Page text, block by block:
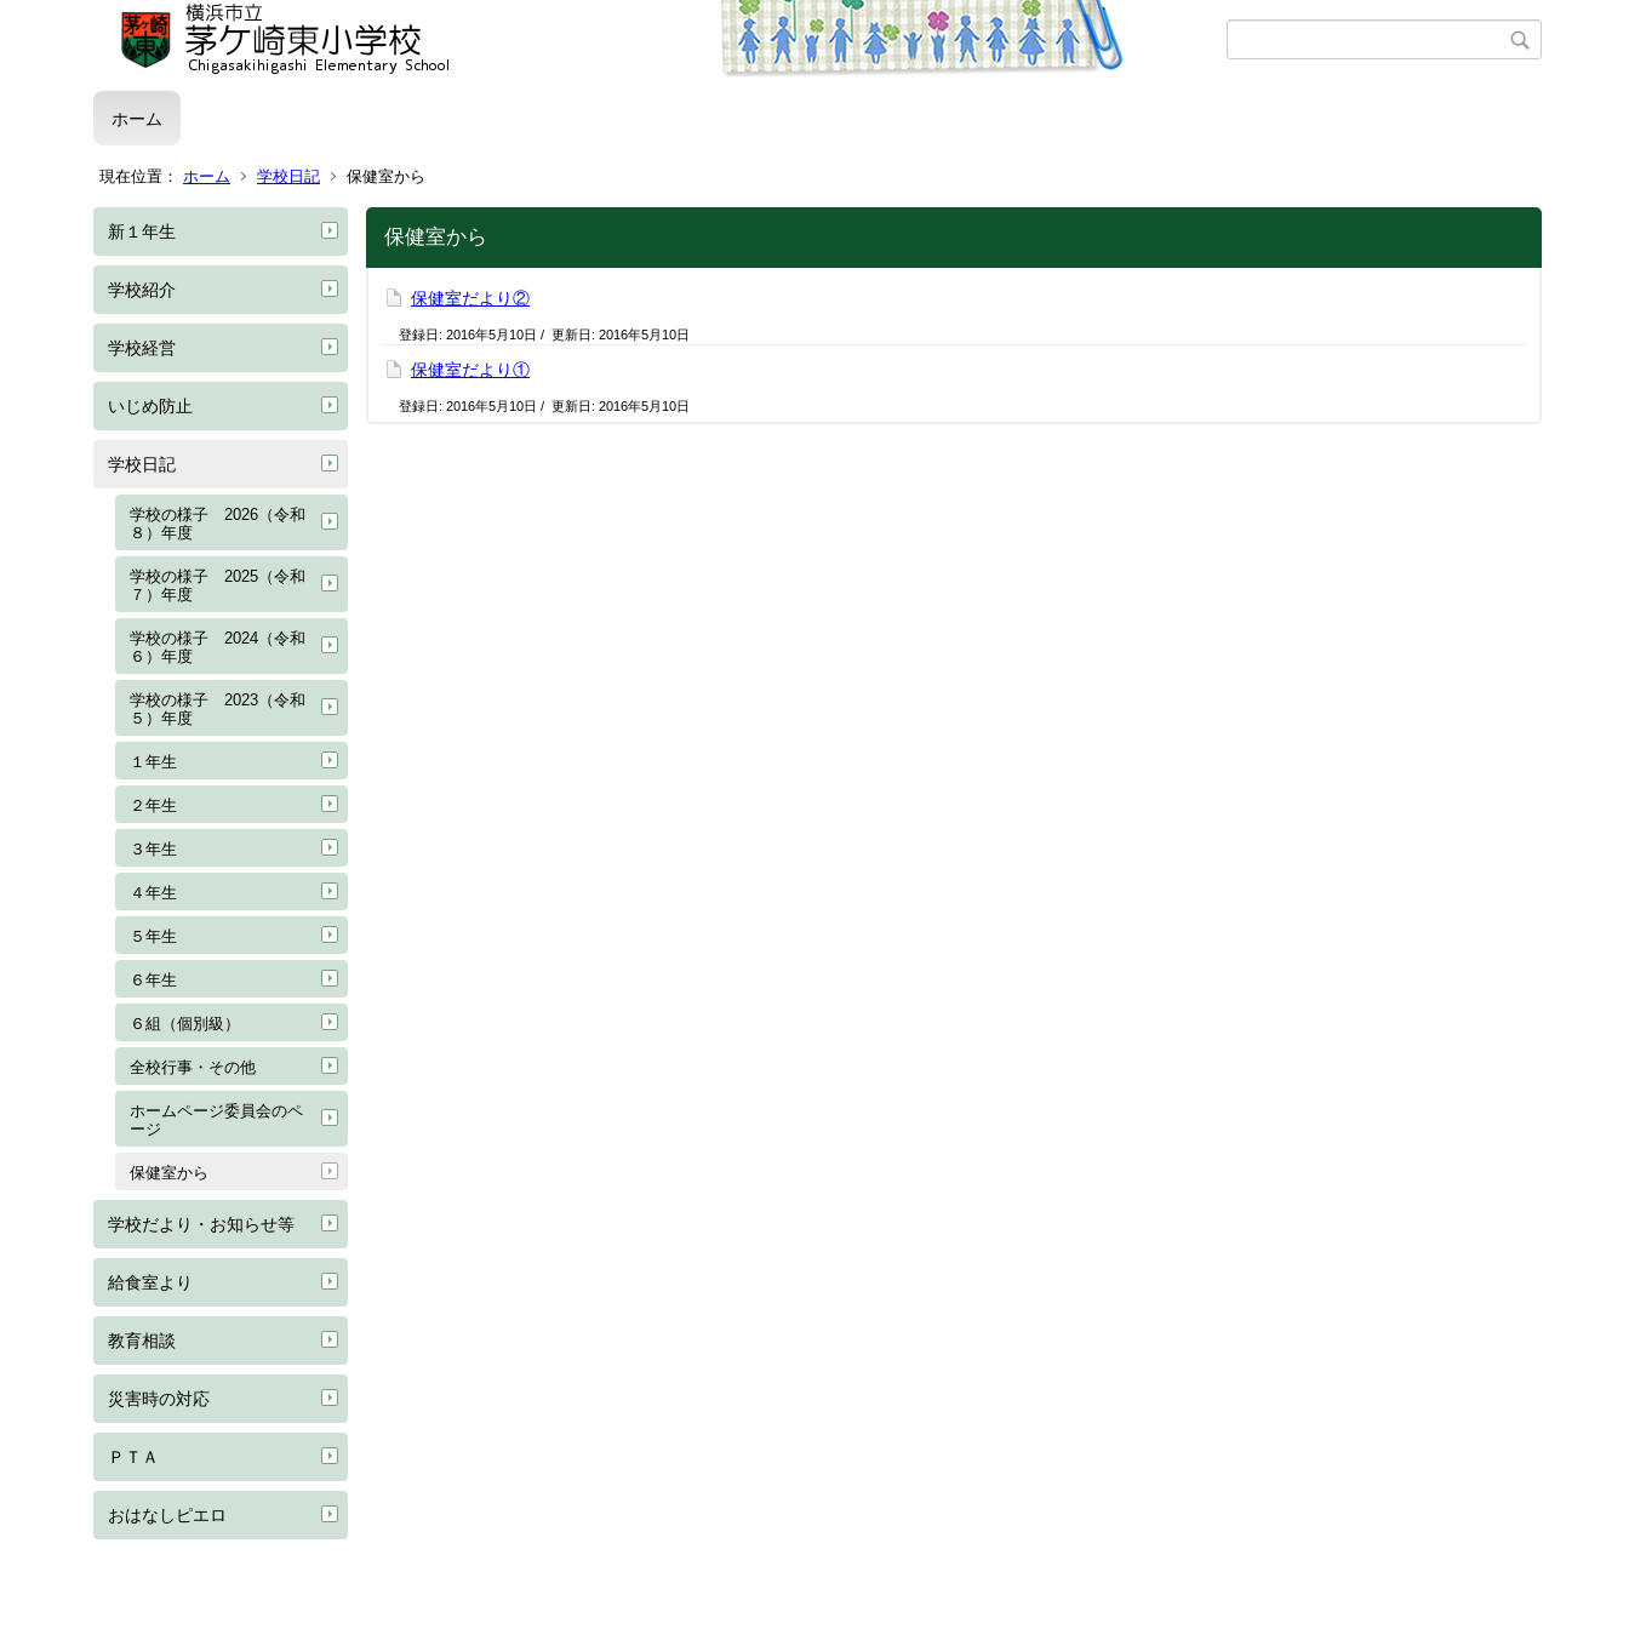
ホーム
現在位置： ホーム 学校日記 保健室から
新１年生
学校紹介
学校経営
いじめ防止
学校日記
学校の様子 2026（令和
８）年度
学校の様子 2025（令和
７）年度
学校の様子 2024（令和
６）年度
学校の様子 2023（令和
５）年度
１年生
２年生
３年生
４年生
５年生
６年生
６組（個別級）
全校行事・その他
ホームページ委員会のペ
ージ
保健室から
学校だより・お知らせ等
給食室より
教育相談
災害時の対応
ＰＴＡ
おはなしピエロ
保健室から
保健室だより②
登録日: 2016年5月10日 / 更新日: 2016年5月10日
保健室だより①
登録日: 2016年5月10日 / 更新日: 2016年5月10日